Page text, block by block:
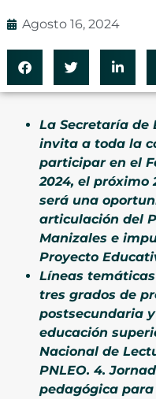
Agosto 16, 2024
La Secretaría de
invita a toda la
participar en el
2024, el próximo
será una
articulación del
Manizales e
Proyecto
Líneas temáticas
tres grados de
postsecundaria
educación
Nacional de
PNLEO. 4.
pedagógica